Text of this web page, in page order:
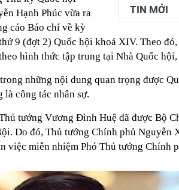
23:28
4 dấu hiệu nhận biết ngôi nhà có
23:12
Quốc gia có lượng khách đến
vượt Hàn Quốc và Nga, gấp gần
23:01
Người bán trái cây tiết lộ:
23:00
Tiếp viên tàu cao tốc quỳ gối 1h
sao nhiều hơn ở nhà, bay hạng
biết bí quyết
22:34
Ngôi nhà chứa đựng tâm huyết
22:31
Giá vàng vượt 4.300 USD/
22:08
Lời khuyên cho những người
TIN MỚI
Hạnh Phúc vừa ra
cáo Báo chí về kỳ
9 (đợt 2) Quốc hội khoá XIV. Theo
hình thức tập trung tại Nhà Quốc
những nội dung quan trọng được
là công tác nhân sự.
tướng Vương Đình Huệ đã được Bộ
Do đó, Thủ tướng Chính phủ Nguyễn
việc miễn nhiệm Phó Thủ tướng Chính